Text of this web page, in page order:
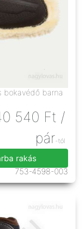
bokavédő barna
540 Ft /
pár-tól
rakás
753-4598-003